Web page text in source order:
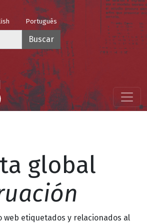
Pasar al contenido principal
Português
global
web etiquetados y relacionados al